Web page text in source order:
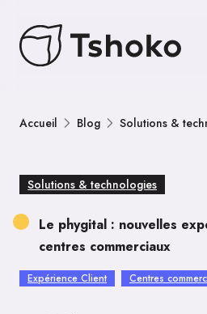
Accueil Blog Solutions &
Solutions & technologies
Le phygital : nouvelles
centres commerciaux
Expérience Client Centres